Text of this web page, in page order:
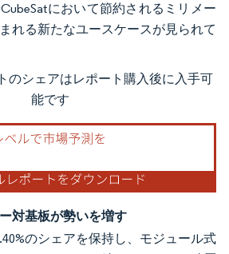
において節約されるミリメー
れる新たなユースケースが見られて
再利用にはCC BY 4.0の表示が必要です。
のシェアはレポート購入後に入手可
能です
対基板が勢いを増す
のシェアを保持し、モジュール式